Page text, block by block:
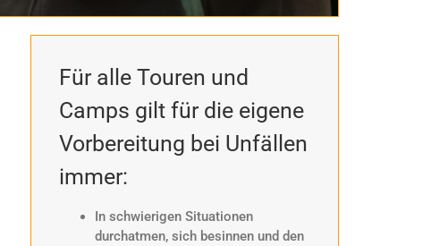
Für alle Touren und
Camps gilt für die eigene
Vorbereitung bei Unfällen
immer:
In schwierigen Situationen
durchatmen, sich besinnen und den